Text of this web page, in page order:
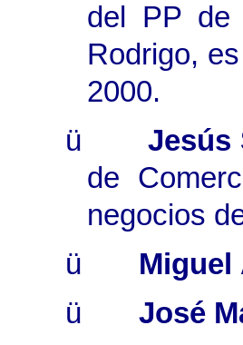
del PP de
Rodrigo,
2000.
ü
Jesús
de
negocios
ü
Miguel
ü
José